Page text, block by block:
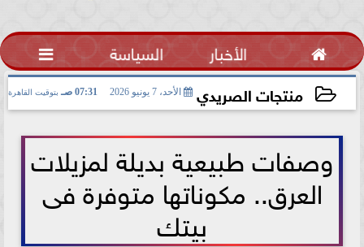
 الأخبار السياسة 
منتجات الصريدي الأحد، 7 يونيو 2026 07:31 صـ بتوقيت القاهرة
وصفات طبيعية بديلة لمزيلات
العرق.. مكوناتها متوفرة فى
بيتك